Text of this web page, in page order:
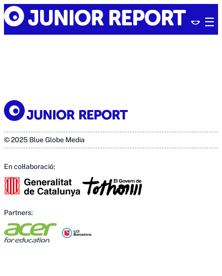
Skip
to
content
Junior
Report
© 2025 Blue Globe Media
En col·laboració:
Partners: